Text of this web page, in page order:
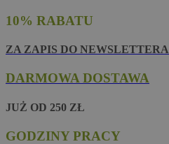
10% RABATU
ZA ZAPIS DO NEWSLETTERA
DARMOWA DOSTAWA
JUŻ OD 250 ZŁ
GODZINY PRACY